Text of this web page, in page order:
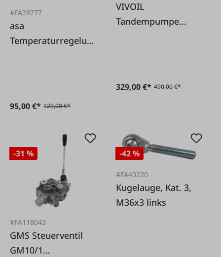
#FA28777
asa
Temperaturregelun
95,00 €* 129,00 €*
VIVOIL
Tandempumpe
329,00 €* 490,00 €*
-31 %
#FA118043
GMS Steuerventil
GM10/1
-42 %
#FA40220
Kugelauge, Kat. 3,
M36x3 links